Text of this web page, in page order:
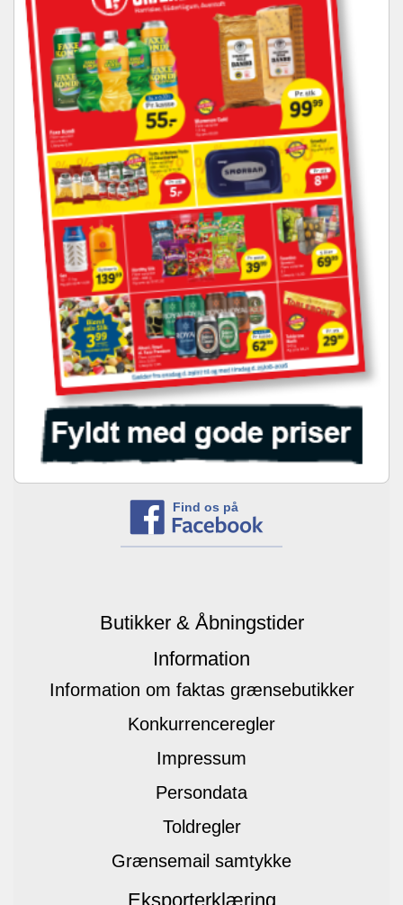
Find os på
Butikker & Åbningstider
Information
Information om faktas grænsebutikker
Konkurrenceregler
Impressum
Persondata
Toldregler
Grænsemail samtykke
Eksporterklæring